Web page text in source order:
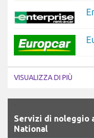
VISUALIZZA DI PIÙ
Servizi di noleggio
National